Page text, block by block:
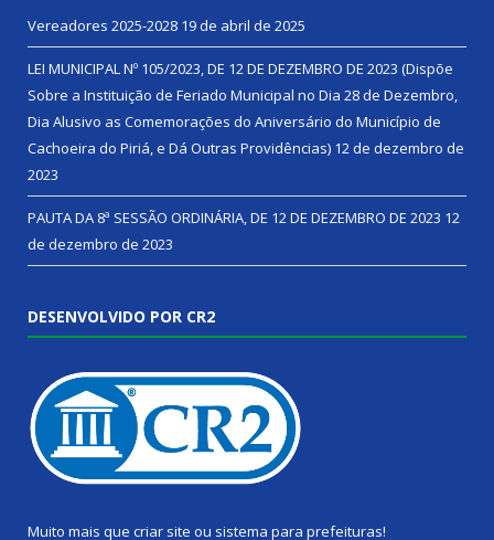
Vereadores 2025-2028 19 de abril de 2025
LEI MUNICIPAL Nº 105/2023, DE 12 DE DEZEMBRO DE 2023 (Dispõe
Sobre a Instituição de Feriado Municipal no Dia 28 de Dezembro,
Dia Alusivo as Comemorações do Aniversário do Município de
Cachoeira do Piriá, e Dá Outras Providências) 12 de dezembro de
2023
PAUTA DA 8ª SESSÃO ORDINÁRIA, DE 12 DE DEZEMBRO DE 2023 12
de dezembro de 2023
DESENVOLVIDO POR CR2
Muito mais que criar site ou sistema para prefeituras!